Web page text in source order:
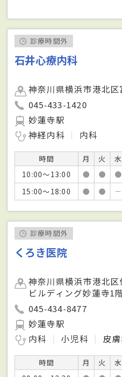
診療時間外
石井心療内科
神奈川県横浜市港北
045-433-1420
妙蓮寺駅
神経内科
内科
時間 月 火 水
10:00～13:00
● ● ●
15:00～18:00
● ● －
診療時間外
くろき医院
神奈川県横浜市港北
ビルディング妙蓮寺1
045-434-8477
妙蓮寺駅
内科
小児科 皮
時間 月 火 水